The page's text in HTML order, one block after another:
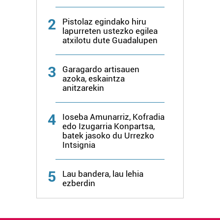
baliatzen gara. Ohar hau onartuz gero, teknologia hori
erabiltzeko baimen esplizitua ematen diguzu.
2
Pistolaz egindako hiru
lapurreten ustezko egilea
atxilotu dute Guadalupen
3
Garagardo artisauen
azoka, eskaintza
anitzarekin
4
Ioseba Amunarriz, Kofradia
edo Izugarria Konpartsa,
batek jasoko du Urrezko
Intsignia
5
Lau bandera, lau lehia
ezberdin